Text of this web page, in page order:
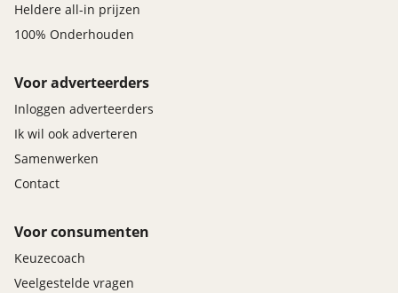
Heldere all-in prijzen
100% Onderhouden
Voor adverteerders
Inloggen adverteerders
Ik wil ook adverteren
Samenwerken
Contact
Voor consumenten
Keuzecoach
Veelgestelde vragen